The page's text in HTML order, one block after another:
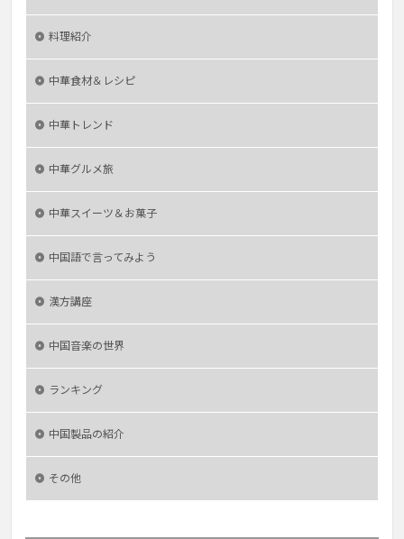
料理紹介
中華食材＆レシピ
中華トレンド
中華グルメ旅
中華スイーツ＆お菓子
中国語で言ってみよう
漢方講座
中国音楽の世界
ランキング
中国製品の紹介
その他